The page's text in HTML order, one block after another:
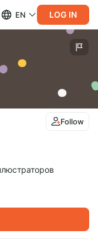
EN LOG IN
Follow